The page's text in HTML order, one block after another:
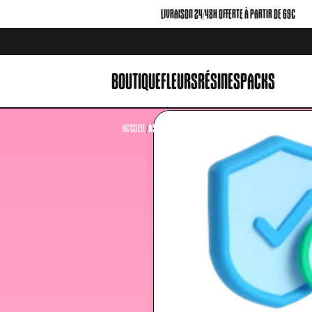
LIVRAISON 24/48H OFFERTE À PARTIR DE 69€
BOUTIQUEFLEURSRÉSINESPACKS
ACCUEIL/ASSURANCE COLIS